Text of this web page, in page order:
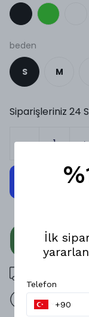
beden
S M
Siparişleriniz 24
3000 TL
14 gün içinde
İlk
Telefon